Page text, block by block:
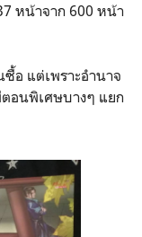
หน้าจาก 600 หน้า
แต่เพราะอำนาจ
อนพิเศษบางๆ แยก